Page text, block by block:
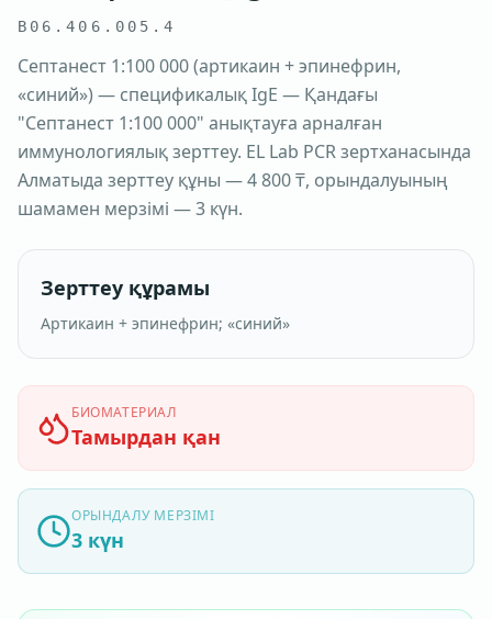
B06.406.005.4
Септанест 1:100 000 (артикаин + эпинефрин,
«синий») — спецификалық IgE — Қандағы
"Септанест 1:100 000" анықтауға арналған
иммунологиялық зерттеу. EL Lab PCR зертханасында
Алматыда зерттеу құны — 4 800 ₸, орындалуының
шамамен мерзімі — 3 күн.
Зерттеу құрамы
Артикаин + эпинефрин; «синий»
БИОМАТЕРИАЛ
Тамырдан қан
ОРЫНДАЛУ МЕРЗІМІ
3 күн